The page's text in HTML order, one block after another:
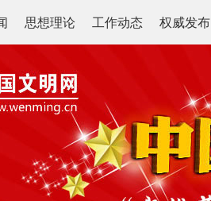
思想理论 工作动态 权威发布